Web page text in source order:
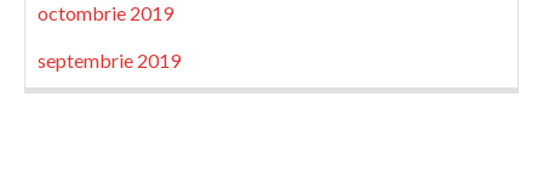
octombrie 2019
septembrie 2019